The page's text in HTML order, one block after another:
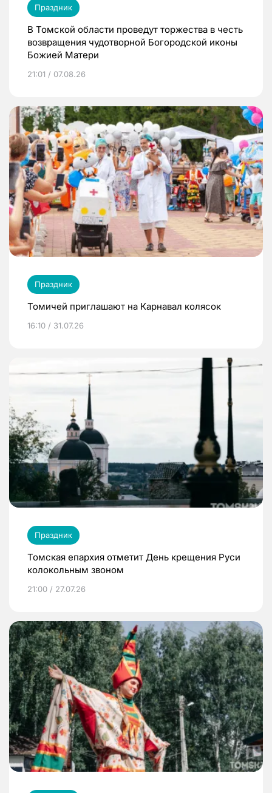
Праздник
В Томской области проведут торжества в честь
возвращения чудотворной Богородской иконы
Божией Матери
21:01 / 07.08.26
Праздник
Томичей приглашают на Карнавал колясок
16:10 / 31.07.26
Праздник
Томская епархия отметит День крещения Руси
колокольным звоном
21:00 / 27.07.26